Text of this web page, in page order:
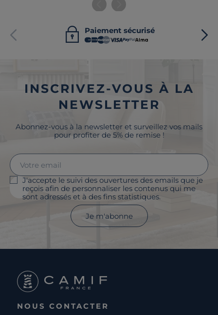
Paiement sécurisé
INSCRIVEZ-VOUS À LA
NEWSLETTER
Abonnez-vous à la newsletter et surveillez vos mails
pour profiter de 5% de remise !
J'accepte le suivi des ouvertures des emails que je
reçois afin de personnaliser les contenus qui me
sont adressés et à des fins statistiques.
Je m'abonne
NOUS CONTACTER